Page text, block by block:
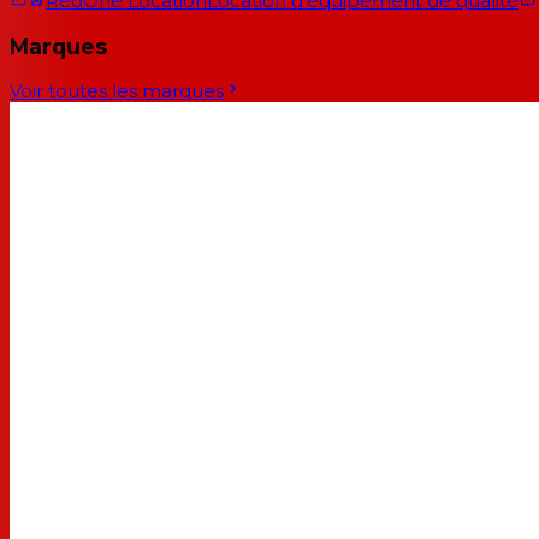
Marques
Voir toutes les marques